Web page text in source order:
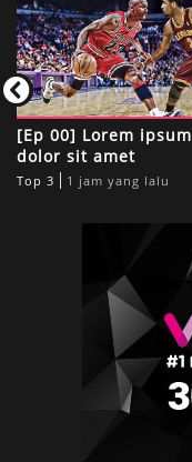
[Ep 00] Lorem ipsum
dolor sit amet
Top 3 1 jam yang lalu